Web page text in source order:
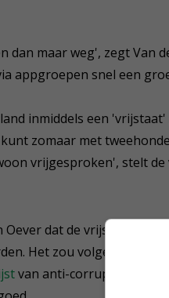
dan maar weg', zegt Van
appgroepen snel een
inmiddels een
zomaar met
vrijgesproken', stelt de
Oever dat de vrijspraak
Het zou volgens hem
van anti-